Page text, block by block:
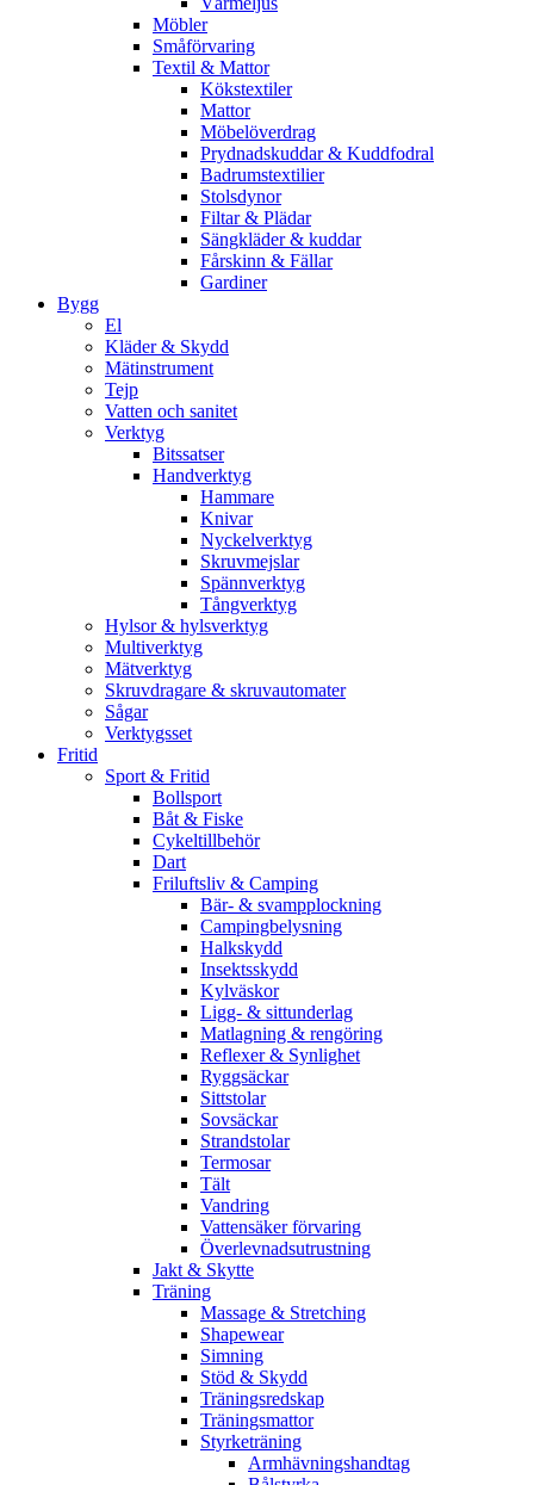
Möbler
Småförvaring
Textil & Mattor
Kökstextiler
Mattor
Möbelöverdrag
Prydnadskuddar & Kuddfodral
Badrumstextilier
Stolsdynor
Filtar & Plädar
Sängkläder & kuddar
Fårskinn & Fällar
Gardiner
Bygg
El
Kläder & Skydd
Mätinstrument
Tejp
Vatten och sanitet
Verktyg
Bitssatser
Handverktyg
Hammare
Knivar
Nyckelverktyg
Skruvmejslar
Spännverktyg
Tångverktyg
Hylsor & hylsverktyg
Multiverktyg
Mätverktyg
Skruvdragare & skruvautomater
Sågar
Verktygsset
Fritid
Sport & Fritid
Bollsport
Båt & Fiske
Cykeltillbehör
Dart
Friluftsliv & Camping
Bär- & svampplockning
Campingbelysning
Halkskydd
Insektsskydd
Kylväskor
Ligg- & sittunderlag
Matlagning & rengöring
Reflexer & Synlighet
Ryggsäckar
Sittstolar
Sovsäckar
Strandstolar
Termosar
Tält
Vandring
Vattensäker förvaring
Överlevnadsutrustning
Jakt & Skytte
Träning
Massage & Stretching
Shapewear
Simning
Stöd & Skydd
Träningsredskap
Träningsmattor
Styrketräning
Armhävningshandtag